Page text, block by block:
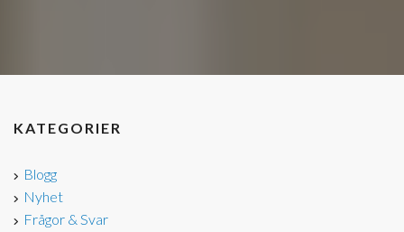
KATEGORIER
Blogg
Nyhet
Frågor & Svar